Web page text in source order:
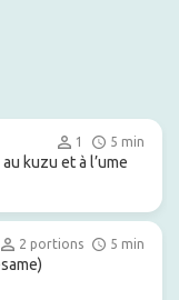
1 5 min
kuzu et à l’ume
2 portions 5 min